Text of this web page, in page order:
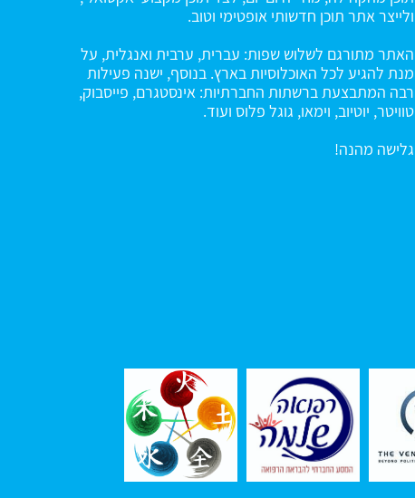
ולייצר אתר תוכן חדשותי אופטימי וטוב.
האתר מתורגם לשלוש שפות: עברית, ערבית ואנגלית, על
מנת להגיע לכל האוכלוסיות בארץ. בנוסף, ישנה פעילות
רבה המתבצעת ברשתות החברתיות: אינסטגרם, פייסבוק,
טוויטר, יוטיוב, וימאו, גוגל פלוס ועוד.
גלישה מהנה!